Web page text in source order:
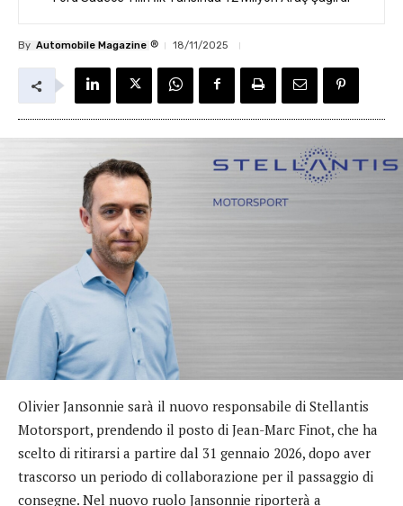
By Automobile Magazine ® 18/11/2025
Olivier Jansonnie sarà il nuovo responsabile di Stellantis
Motorsport, prendendo il posto di Jean-Marc Finot, che ha
scelto di ritirarsi a partire dal 31 gennaio 2026, dopo aver
trascorso un periodo di collaborazione per il passaggio di
consegne. Nel nuovo ruolo Jansonnie riporterà a